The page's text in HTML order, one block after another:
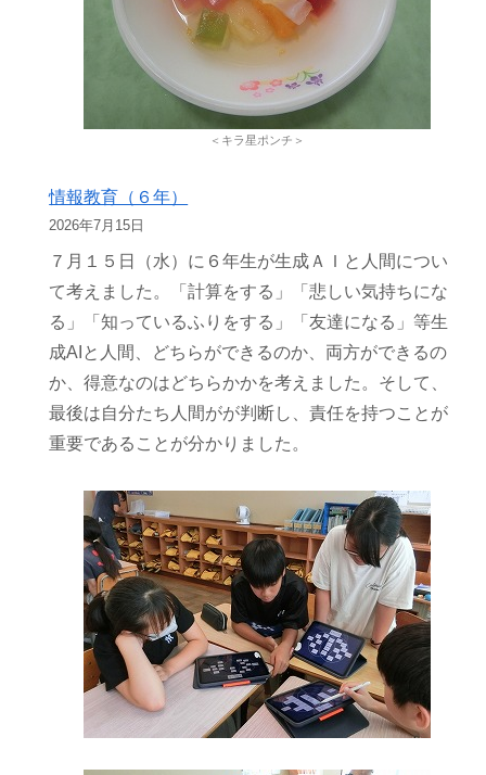
＜キラ星ポンチ＞
情報教育（６年）
2026年7月15日
７月１５日（水）に６年生が生成ＡＩと人間につい
て考えました。「計算をする」「悲しい気持ちにな
る」「知っているふりをする」「友達になる」等生
成AIと人間、どちらができるのか、両方ができるの
か、得意なのはどちらかかを考えました。そして、
最後は自分たち人間がが判断し、責任を持つことが
重要であることが分かりました。